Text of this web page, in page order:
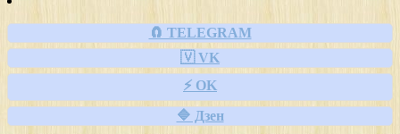
🧲 TELEGRAM
🇻 VK
⚡ OK
🔷 Дзен